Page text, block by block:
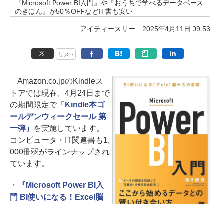
『Microsoft Power BI入門』や『おうちで学べるデータベース
のきほん』が50％OFFなどIT書も安い
アイティースリー 2025年4月11日 09:53
リスト
Amazon.co.jpのKindleス
トアでは現在、4月24日まで
の期間限定で「Kindle本ゴ
ールデンウィークセール 第
一弾」
を実施しています。
コンピュータ・IT関連書も1,
000冊弱がラインナップされ
ています。
・
『Microsoft Power BI入
門 BI使いになる！Excel脳